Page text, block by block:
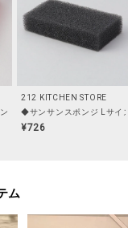
につけていただくと膨
しの良いところで乾燥
ので使用しないでくだ
異なるデザインのパッ
ジレッド ソフト
212 KITCHEN STORE
◆サンサンスポンジ Lサイ
¥726